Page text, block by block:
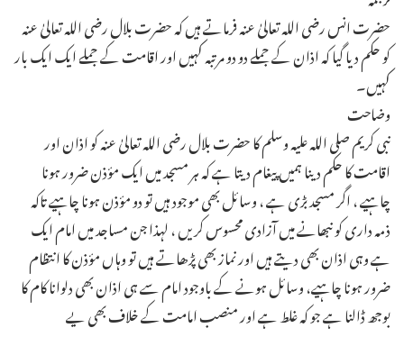
حضرت انس رضی اللہ تعالیٰ عنہ فرماتے ہیں کہ حضرت بلال رضی اللہ تعالیٰ عنہ
کو حکم دیا گیا کہ اذان کے جملے دو دو مرتبہ کہیں اور اقامت کے جملے ایک ایک بار
کہیں۔
وضاحت
نبی کریم صلی اللہ علیہ وسلم کا حضرت بلال رضی اللہ تعالیٰ عنہ کو اذان اور
اقامت کا حکم دینا ہمیں پیغام دیتا ہے کہ ہر مسجد میں ایک مؤذن ضرور ہونا
چاہیے ، اگر مسجد بڑی ہے ، وسائل بھی موجود ہیں تو دو مؤذن ہونا چاہیے تاکہ
ذمہ داری کو نبھانے میں آزادی محسوس کریں ، لہذا جن مساجد میں امام ایک
ہے وہی اذان بھی دیتے ہیں اور نماز بھی پڑھاتے ہیں تو وہاں مؤذن کا انتظام
ضرور ہونا چاہیے، وسائل ہونے کے باوجود امام سے ہی اذان بھی دلوانا کام کا
بوجھ ڈالنا ہے جو کہ غلط ہے اور منصب امامت کے خلاف بھی یے ـ